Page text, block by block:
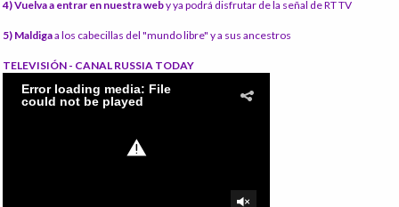
4) Vuelva a entrar en nuestra weby ya podrá disfrutar de la señal de RT TV
5) Maldigaa los cabecillas del "mundo libre" y a sus ancestros
TELEVISIÓN - CANAL RUSSIA TODAY